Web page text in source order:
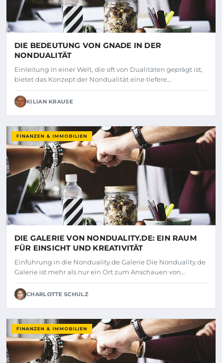
DIE BEDEUTUNG VON GNADE IN DER
NONDUALITÄT
Einleitung In einer Welt, die oft von Dualitäten geprägt ist,
bietet das Konzept der Nondualität eine tiefere…
KILIAN KRAUSE
FINANZEN & IMMOBILIEN
DIE GALERIE VON NONDUALITY.DE: EIN RAUM
FÜR EINSICHT UND KREATIVITÄT
Einführung in die Nonduality.de Galerie Die Nonduality.de
Galerie ist mehr als nur ein Ort zum Anschauen von…
CHARLOTTE SCHULZ
FINANZEN & IMMOBILIEN